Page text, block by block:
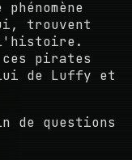
trouvent
l'histoire.
pirates
de Luffy et
de questions